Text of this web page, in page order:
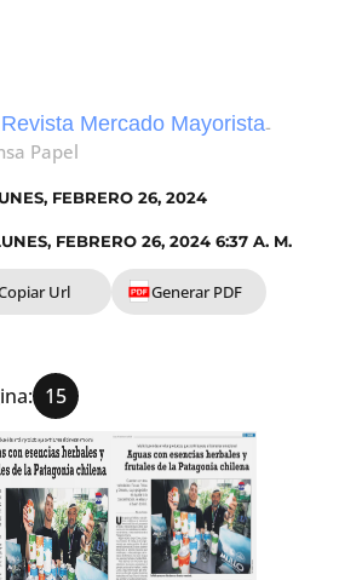
Revista Mercado Mayorista-
Papel
FEBRERO 26, 2024
FEBRERO 26, 2024 6:37 A. M.
Url Generar PDF
15
Página: